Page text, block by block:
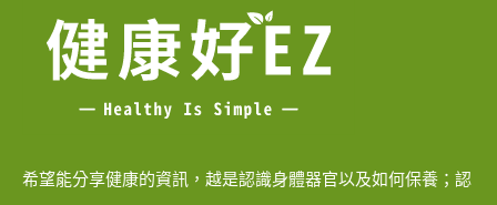
希望能分享健康的資訊，越是認識身體器官以及如何保養；認